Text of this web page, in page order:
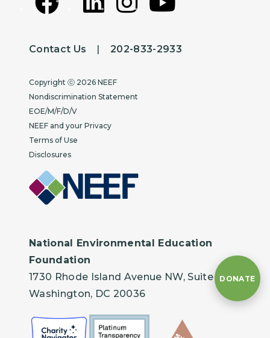
Contact Us |202-833-2933
Copyright
Copyright ⓒ 2026 NEEF
Nondiscrimination Statement
EOE/M/F/D/V
NEEF and your Privacy
Terms of Use
Disclosures
National Environmental Education
Foundation
1730 Rhode Island Avenue NW, Suite 401
Washington, DC 20036
DONATE